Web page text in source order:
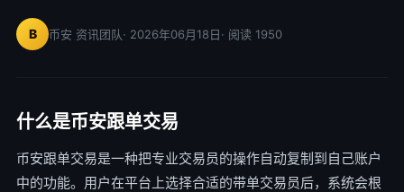
B 币安 资讯团队· 2026年06月18日· 阅读 1950
什么是币安跟单交易
币安跟单交易是一种把专业交易员的操作自动复制到自己账户
中的功能。用户在平台上选择合适的带单交易员后，系统会根